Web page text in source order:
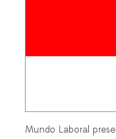
Mundo Laboral